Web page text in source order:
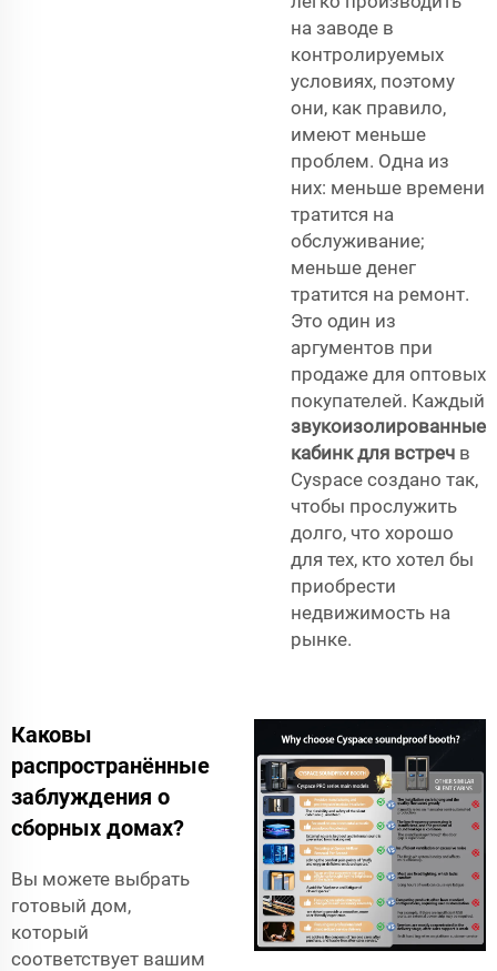
на заводе в
контролируемых
условиях, поэтому
они, как правило,
имеют меньше
проблем. Одна из
них: меньше времени
тратится на
обслуживание;
меньше денег
тратится на ремонт.
Это один из
аргументов при
продаже для оптовых
покупателей. Каждый
звукоизолированные
кабинк для встреч в
Cyspace создано так,
чтобы прослужить
долго, что хорошо
для тех, кто хотел бы
приобрести
недвижимость на
рынке.
Каковы
распространённые
заблуждения о
сборных домах?
Вы можете выбрать
готовый дом,
который
соответствует вашим